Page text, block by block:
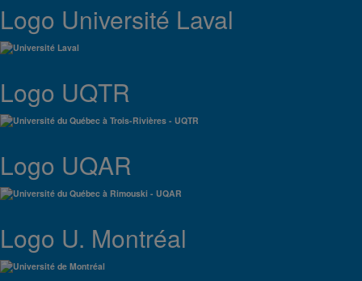
Logo Université Laval
Logo UQTR
Logo UQAR
Logo U. Montréal